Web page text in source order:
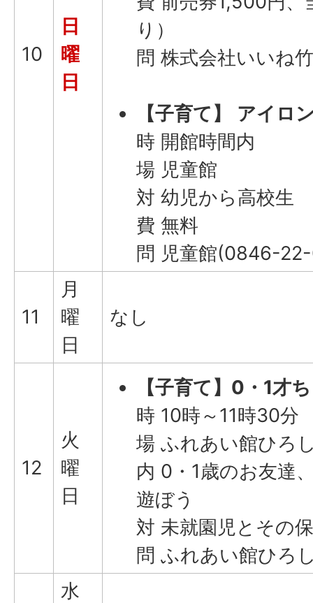
10
日
曜
日
り）
問 株式会社いいね
【子育て】
アイロ
時 開館時間内
場 児童館
対 幼児から高校生
費 無料
問 児童館(0846-
11
月
曜
日
なし
12
火
曜
日
【子育て】0・1才
時 10時～11時30分
場 ふれあい館ひろ
内 0・1歳のお友達
遊ぼう
対 未就園児とその
問 ふれあい館ひろ
水